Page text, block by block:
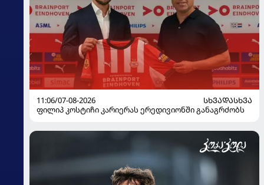
11:06/07-08-2026
ᲡᲮᲕᲐᲓᲐᲡᲮᲕᲐ
ფილიპ კოსტიჩი კარიერას ერედივიონში განაგრძობს